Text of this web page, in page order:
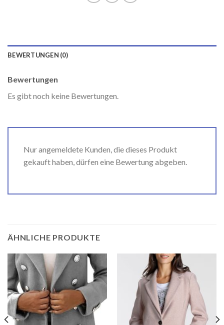
BEWERTUNGEN (0)
Bewertungen
Es gibt noch keine Bewertungen.
Nur angemeldete Kunden, die dieses Produkt
gekauft haben, dürfen eine Bewertung abgeben.
ÄHNLICHE PRODUKTE